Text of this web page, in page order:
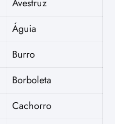
Avestruz
Águia
Burro
Borboleta
Cachorro